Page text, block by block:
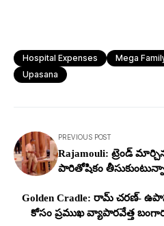
Hospital Expenses Mega
Upasana
PREVIOUS POST
Rajamouli: ట్రెండ్
పారితోషికం
Golden Cradle: రామ్ చరణ్-
కోసం ప్ర‌ముఖ వ్యాపార‌వేత్త